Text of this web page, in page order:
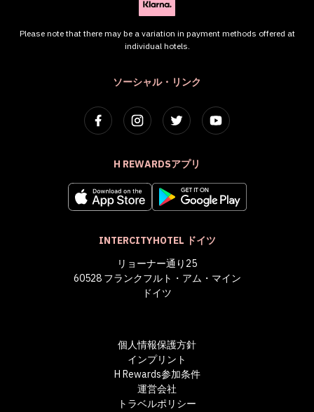
ソーシャル・リンク
H REWARDSアプリ
INTERCITYHOTEL ドイツ
リョーナー通り25
60528 フランクフルト・アム・マイン
ドイツ
Please note that there may be a variation in payment methods offered at
individual hotels.
個人情報保護方針
インプリント
H Rewards参加条件
運営会社
トラベルポリシー